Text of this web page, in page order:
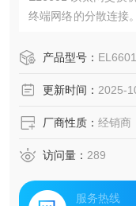
终端网络的分散连接
交换机端口端子可以
产品型号： EL6601
更新时间： 2025-
厂商性质： 经销商
访问量： 289
服务热线